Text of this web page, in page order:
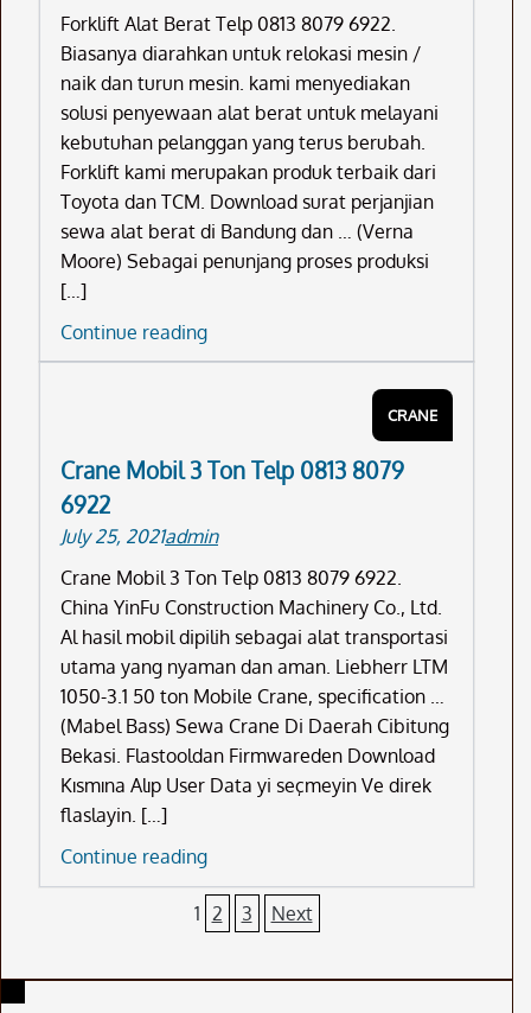
Forklift Alat Berat Telp 0813 8079 6922.
Biasanya diarahkan untuk relokasi mesin /
naik dan turun mesin. kami menyediakan
solusi penyewaan alat berat untuk melayani
kebutuhan pelanggan yang terus berubah.
Forklift kami merupakan produk terbaik dari
Toyota dan TCM. Download surat perjanjian
sewa alat berat di Bandung dan … (Verna
Moore) Sebagai penunjang proses produksi
[…]
Continue readingForklift
Alat
8079
CRANE
Crane Mobil 3 Ton Telp 0813 8079
6922
July 25, 2021admin
Crane Mobil 3 Ton Telp 0813 8079 6922.
China YinFu Construction Machinery Co., Ltd.
Al hasil mobil dipilih sebagai alat transportasi
utama yang nyaman dan aman. Liebherr LTM
1050-3.1 50 ton Mobile Crane, specification …
(Mabel Bass) Sewa Crane Di Daerah Cibitung
Bekasi. Flastooldan Firmwareden Download
Kısmına Alıp User Data yi seçmeyin Ve direk
flaslayin. […]
Continue readingCrane
Mobil
3
Telp
1 2 3 Next